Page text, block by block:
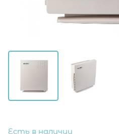
Есть в наличии